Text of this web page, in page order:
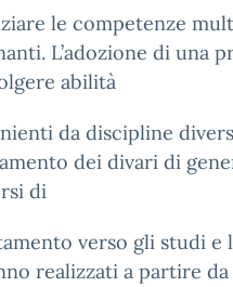
le competenze
L’adozione di una
abilità
da discipline
dei divari di
di
verso gli studi e
realizzati a partire